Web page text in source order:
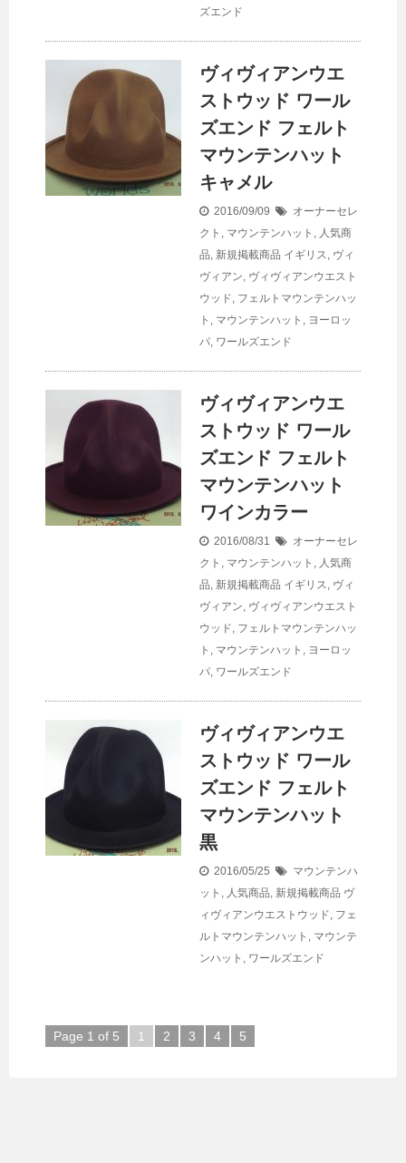
ズエンド
ヴィヴィアンウエ
ストウッド ワール
ズエンド フェルト
マウンテンハット
キャメル
2016/09/09
オーナーセレ
クト , マウンテンハット , 人気商
品, 新規掲載商品 イギリス, ヴィ
ヴィアン, ヴィヴィアンウエスト
ウッド, フェルトマウンテンハッ
ト , マウンテンハット , ヨーロッ
パ, ワールズエンド
ヴィヴィアンウエ
ストウッド ワール
ズエンド フェルト
マウンテンハット
ワインカラー
2016/08/31
オーナーセレ
クト , マウンテンハット , 人気商
品, 新規掲載商品 イギリス, ヴィ
ヴィアン, ヴィヴィアンウエスト
ウッド, フェルトマウンテンハッ
ト , マウンテンハット , ヨーロッ
パ, ワールズエンド
ヴィヴィアンウエ
ストウッド ワール
ズエンド フェルト
マウンテンハット
黒
2016/05/25
マウンテンハ
ット , 人気商品, 新規掲載商品 ヴ
ィヴィアンウエストウッド, フェ
ルトマウンテンハット , マウンテ
ンハット , ワールズエンド
Page 1 of 5 1 2 3 4 5